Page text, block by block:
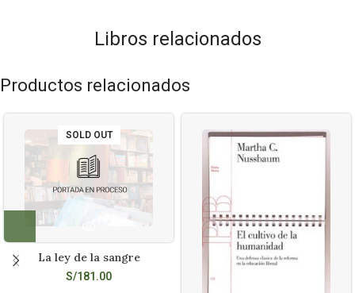
Libros relacionados
Productos relacionados
SOLD OUT
La ley de la sangre
S/181.00